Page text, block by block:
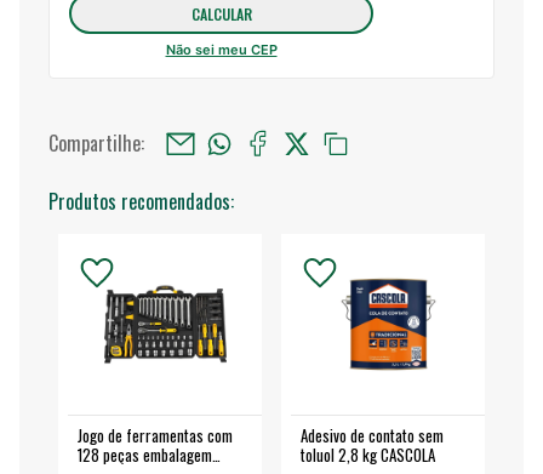
Não sei meu CEP
Compartilhe:
Produtos recomendados:
Jogo de ferramentas com
128 peças embalagem
Adesivo de contato sem
toluol 2,8 kg CASCOLA